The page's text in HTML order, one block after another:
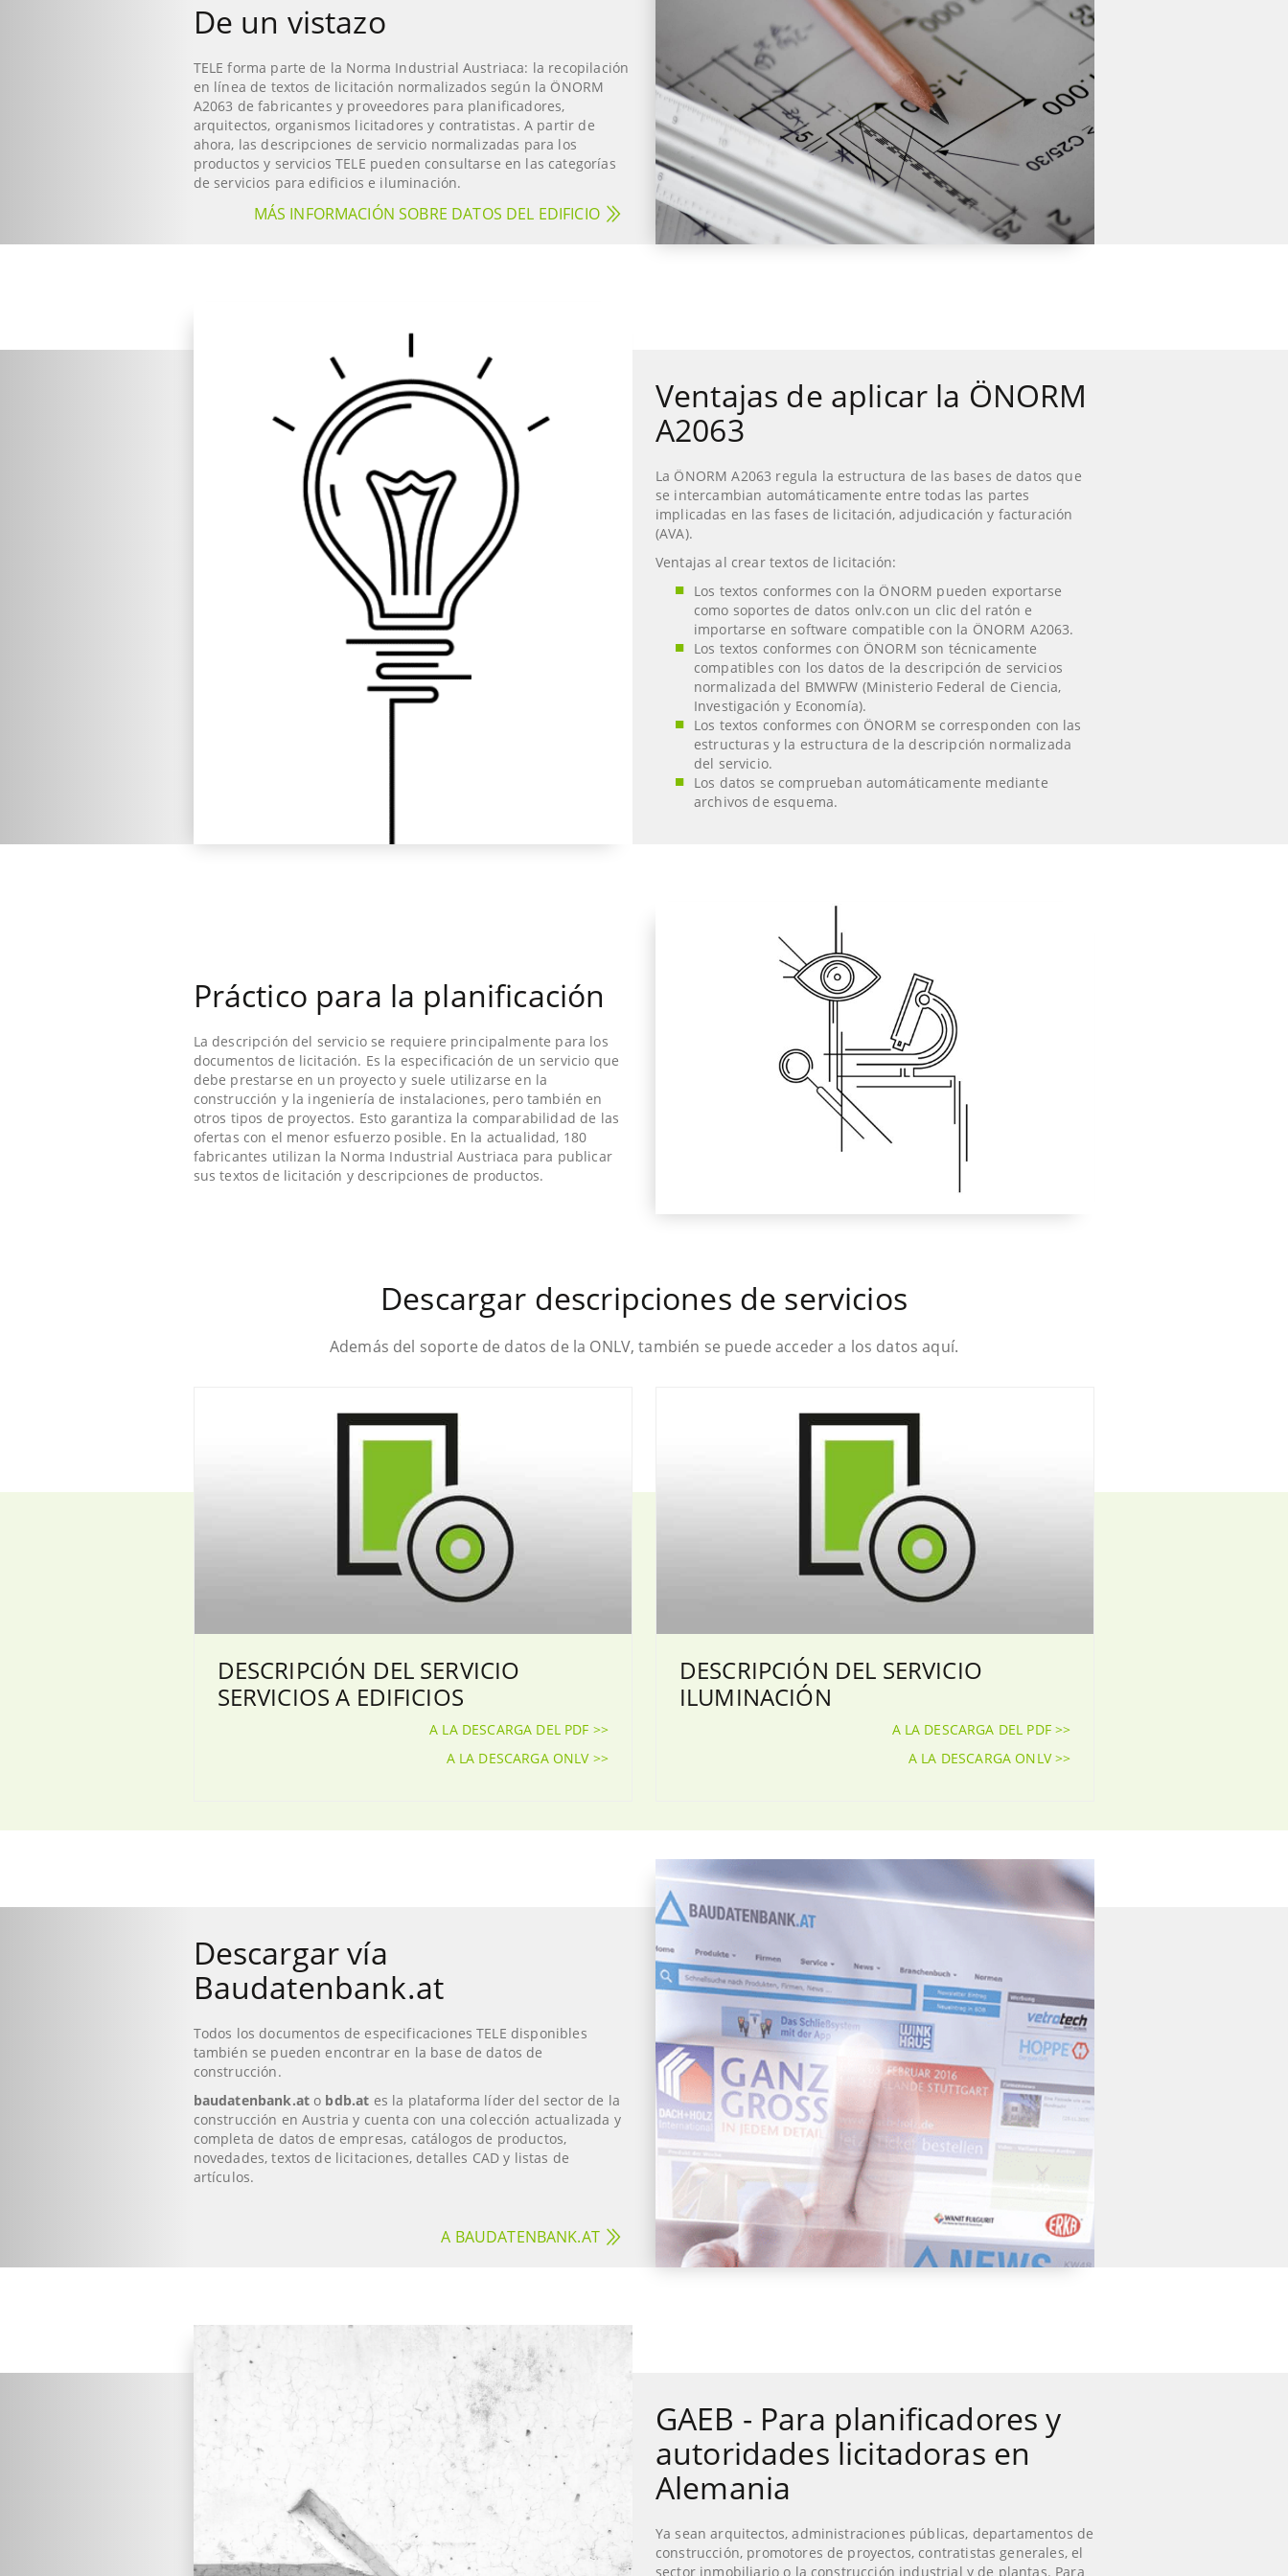
De un vistazo
TELE forma parte de la Norma Industrial Austriaca: la recopilación
en línea de textos de licitación normalizados según la ÖNORM
A2063 de fabricantes y proveedores para planificadores,
arquitectos, organismos licitadores y contratistas. A partir de
ahora, las descripciones de servicio normalizadas para los
productos y servicios TELE pueden consultarse en las categorías
de servicios para edificios e iluminación.
MÁS INFORMACIÓN SOBRE DATOS DEL EDIFICIO
Ventajas de aplicar la ÖNORM
A2063
La ÖNORM A2063 regula la estructura de las bases de datos que
se intercambian automáticamente entre todas las partes
implicadas en las fases de licitación, adjudicación y facturación
(AVA).
Ventajas al crear textos de licitación:
Los textos conformes con la ÖNORM pueden exportarse
como soportes de datos onlv.con un clic del ratón e
importarse en software compatible con la ÖNORM A2063.
Los textos conformes con ÖNORM son técnicamente
compatibles con los datos de la descripción de servicios
normalizada del BMWFW (Ministerio Federal de Ciencia,
Investigación y Economía).
Los textos conformes con ÖNORM se corresponden con las
estructuras y la estructura de la descripción normalizada
del servicio.
Los datos se comprueban automáticamente mediante
archivos de esquema.
Práctico para la planificación
La descripción del servicio se requiere principalmente para los
documentos de licitación. Es la especificación de un servicio que
debe prestarse en un proyecto y suele utilizarse en la
construcción y la ingeniería de instalaciones, pero también en
otros tipos de proyectos. Esto garantiza la comparabilidad de las
ofertas con el menor esfuerzo posible. En la actualidad, 180
fabricantes utilizan la Norma Industrial Austriaca para publicar
sus textos de licitación y descripciones de productos.
Descargar descripciones de servicios
Además del soporte de datos de la ONLV, también se puede acceder a los datos aquí.
DESCRIPCIÓN DEL SERVICIO
SERVICIOS A EDIFICIOS
A LA DESCARGA DEL PDF >>
A LA DESCARGA ONLV >>
DESCRIPCIÓN DEL SERVICIO
ILUMINACIÓN
A LA DESCARGA DEL PDF >>
A LA DESCARGA ONLV >>
Descargar vía
Baudatenbank.at
Todos los documentos de especificaciones TELE disponibles
también se pueden encontrar en la base de datos de
construcción.
baudatenbank.at o bdb.at es la plataforma líder del sector de la
construcción en Austria y cuenta con una colección actualizada y
completa de datos de empresas, catálogos de productos,
novedades, textos de licitaciones, detalles CAD y listas de
artículos.
A BAUDATENBANK.AT
GAEB - Para planificadores y
autoridades licitadoras en
Alemania
Ya sean arquitectos, administraciones públicas, departamentos de
construcción, promotores de proyectos, contratistas generales, el
sector inmobiliario o la construcción industrial y de plantas. Para